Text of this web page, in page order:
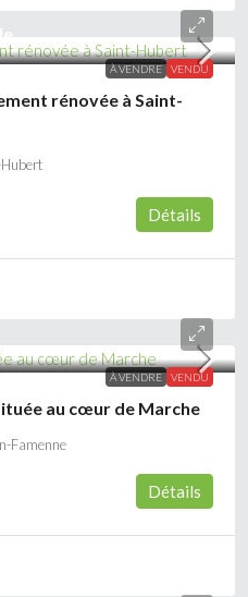
À VENDRE VENDU
rénovée à Saint-
Détails
À VENDRE VENDU
au cœur de Marche
Famenne
Détails